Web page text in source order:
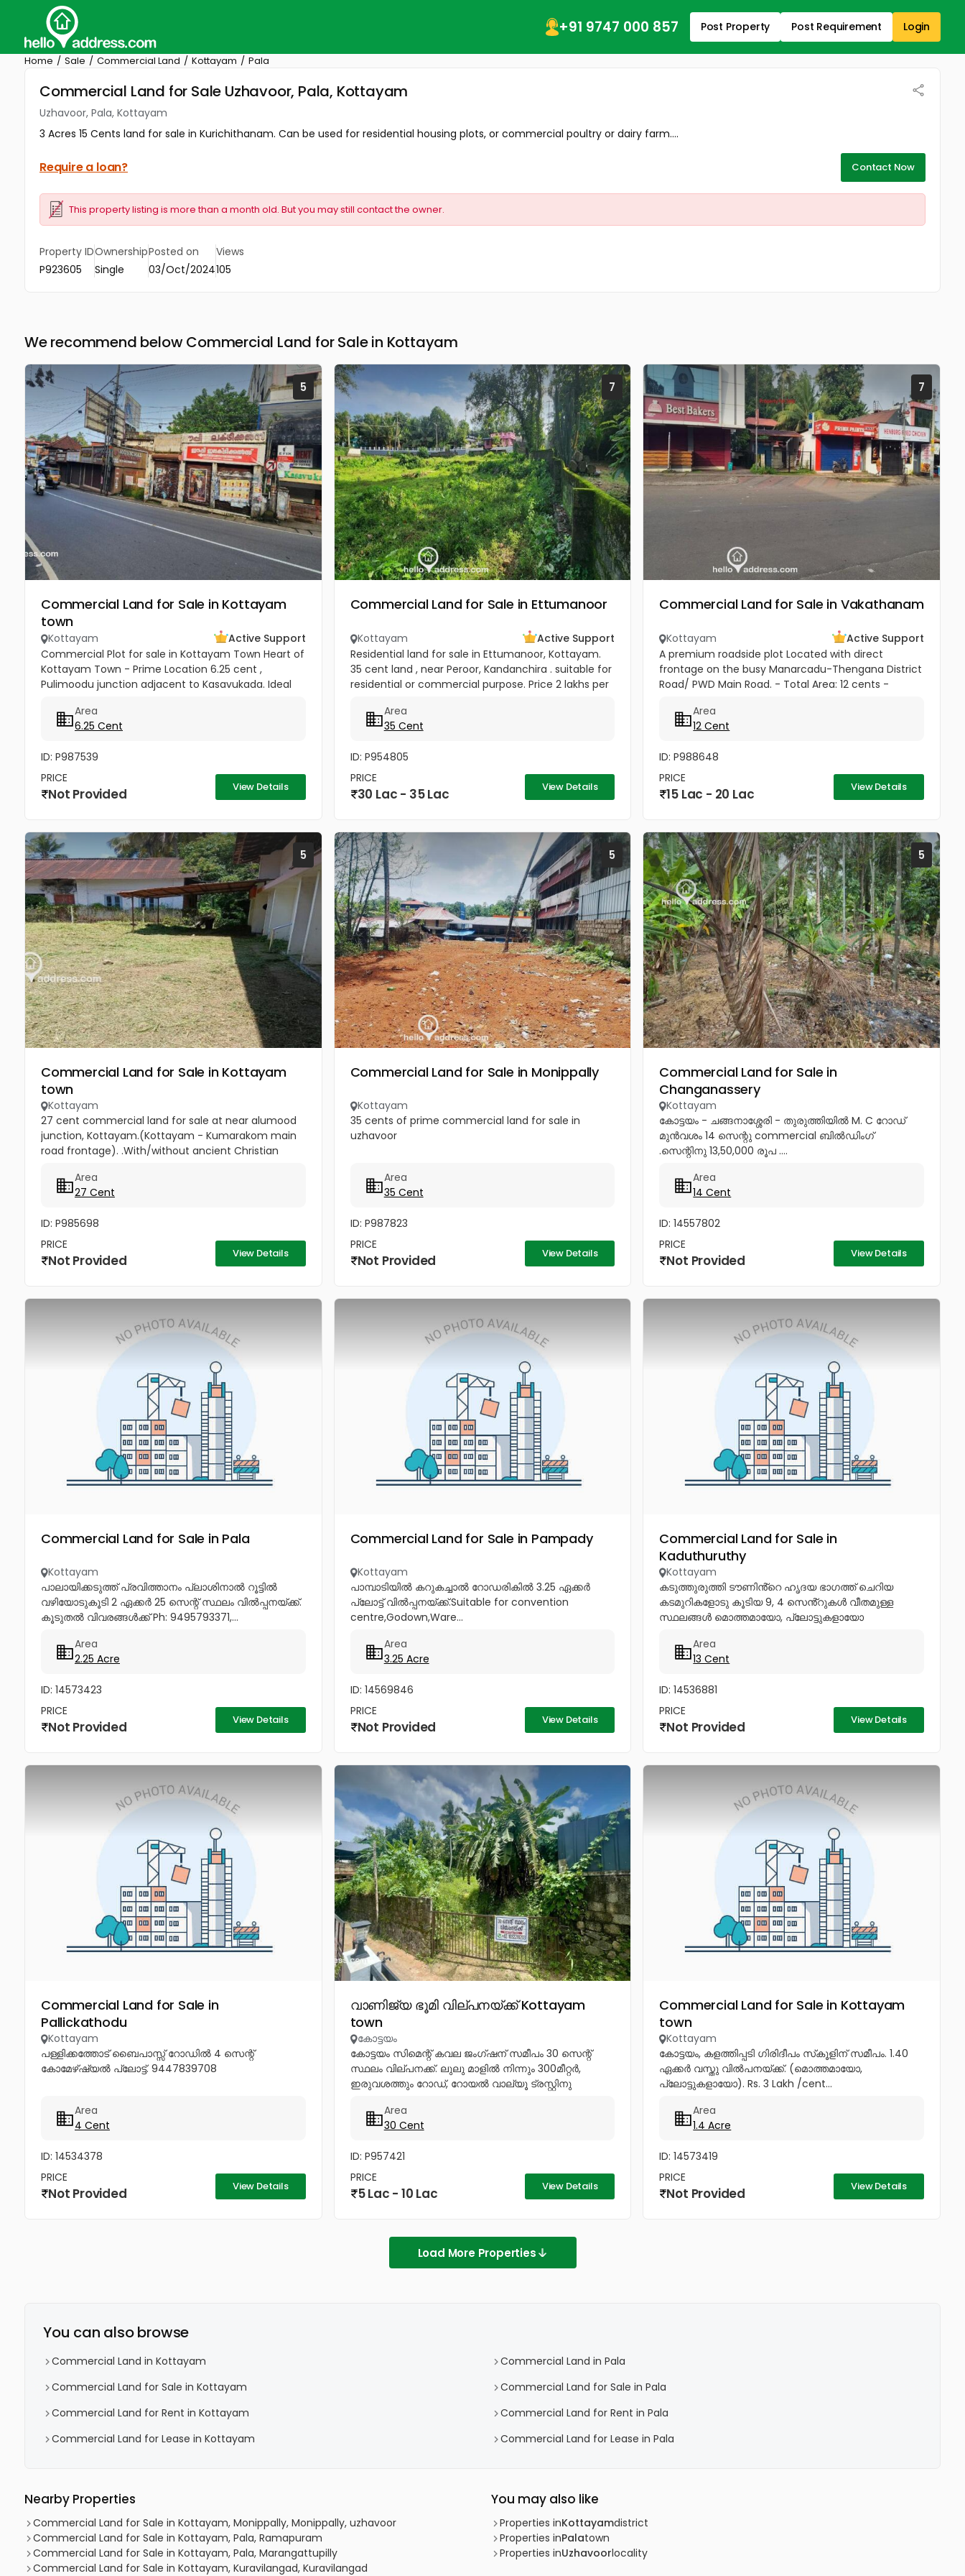
+91 9747 000 857 Post Property Post Requirement Login
Home Sale Commercial Land Kottayam Pala
Commercial Land for Sale Uzhavoor, Pala, Kottayam
Uzhavoor, Pala, Kottayam
3 Acres 15 Cents land for sale in Kurichithanam. Can be used for residential housing plots, or commercial poultry or dairy farm....
Require a loan? Contact Now
This property listing is more than a month old. But you may still contact the owner.
Property ID
P923605
Ownership
Single
Posted on
03/Oct/2024
Views
105
We recommend below Commercial Land for Sale in Kottayam
5
Commercial Land for Sale in Kottayam
town
Kottayam
Active Support
Commercial Plot for sale in Kottayam Town Heart of
Kottayam Town - Prime Location 6.25 cent ,
Pulimoodu junction adjacent to Kasavukada. Ideal
ect... Excellent road...
Area
6.25 Cent
ID: P987539
PRICE
Not Provided View Details
7
Commercial Land for Sale in Ettumanoor
Kottayam
Active Support
Residential land for sale in Ettumanoor, Kottayam.
35 cent land , near Peroor, Kandanchira . suitable for
residential or commercial purpose. Price 2 lakhs per
Matha...Area
35 Cent
ID: P954805
PRICE
30 Lac - 35 Lac View Details
7
Commercial Land for Sale in Vakathanam
Kottayam
Active Support
A premium roadside plot Located with direct
frontage on the busy Manarcadu-Thengana District
Road/ PWD Main Road. - Total Area: 12 cents -
developing...
Area
12 Cent
ID: P988648
PRICE
15 Lac - 20 Lac View Details
5
Commercial Land for Sale in Kottayam
town
Kottayam
27 cent commercial land for sale at near alumood
junction, Kottayam.(Kottayam - Kumarakom main
road frontage). .With/without ancient Christian
antique furniture)...
Area
27 Cent
ID: P985698
PRICE
Not Provided View Details
5
Commercial Land for Sale in Monippally
Kottayam
35 cents of prime commercial land for sale in
uzhavoor
Area
35 Cent
ID: P987823
PRICE
Not Provided View Details
5
Commercial Land for Sale in
Changanassery
Kottayam
കോട്ടയം - ചങ്ങനാശ്ശേരി - തുരുത്തിയിൽ M. C റോഡ്
മുൻവശം 14 സെന്റു commercial ബിൽഡിംഗ്
.സെന്റിനു 13,50,000 രൂപ ....
Area
14 Cent
ID: 14557802
PRICE
Not Provided View Details
Commercial Land for Sale in Pala
Kottayam
പാലായിക്കടുത്ത് പ്രവിത്താനം പ്ലാശിനാൽ റൂട്ടിൽ
വഴിയോടുകൂടി 2 ഏക്കർ 25 സെന്റ് സ്ഥലം വിൽപ്പനയ്ക്ക്.
കൂടുതൽ വിവരങ്ങൾക്ക് Ph: 9495793371,...
Area
2.25 Acre
ID: 14573423
PRICE
Not Provided View Details
Commercial Land for Sale in Pampady
Kottayam
പാമ്പാടിയിൽ കറുകച്ചാൽ റോഡരികിൽ 3.25 ഏക്കർ
പ്ലോട്ട് വിൽപ്പനയ്ക്ക്.Suitable for convention
centre,Godown,Ware...
Area
3.25 Acre
ID: 14569846
PRICE
Not Provided View Details
Commercial Land for Sale in
Kaduthuruthy
Kottayam
കടുത്തുരുത്തി ടൗണിൻ്റെ ഹൃദയ ഭാഗത്ത് ചെറിയ
കടമുറികളോടു കൂടിയ 9, 4 സെൻ്റുകൾ വീതമുള്ള
സ്ഥലങ്ങൾ മൊത്തമായോ, പ്ലോട്ടുകളായോ
Area
13 Cent
ID: 14536881
PRICE
Not Provided View Details
Commercial Land for Sale in
Pallickathodu
Kottayam
പള്ളിക്കത്തോട് ബൈപാസ്സ് റോഡിൽ 4 സെന്റ്
കോമേഴ്‌ഷ്യൽ പ്ലോട്ട്. 9447839708
Area
4 Cent
ID: 14534378
PRICE
Not Provided View Details
വാണിജ്യ ഭൂമി വില്പനയ്ക്ക് Kottayam
town
കോട്ടയം
കോട്ടയം സിമെന്റ് കവല ജംഗ്ഷന് സമീപം 30 സെന്റ്
സ്ഥലം വില്പനക്ക്. ലുലു മാളിൽ നിന്നും 300മീറ്റർ,
ഇരുവശത്തും റോഡ്, റോയൽ വാല്യൂ ട്രസ്റ്റിനു
Junction, Nattokom. 300m from Lulu...
Area
30 Cent
ID: P957421
PRICE
5 Lac - 10 Lac View Details
Commercial Land for Sale in Kottayam
town
Kottayam
കോട്ടയം, കളത്തിപ്പടി ഗിരിദീപം സ്‌കൂളിന് സമീപം. 1.40
ഏക്കർ വസ്തു വിൽപനയ്ക്ക്. (മൊത്തമായോ,
പ്ലോട്ടുകളായോ). Rs. 3 Lakh /cent...
Area
1.4 Acre
ID: 14573419
PRICE
Not Provided View Details
Load More Properties
You can also browse
Commercial Land in Kottayam
Commercial Land in Pala
Commercial Land for Sale in Kottayam
Commercial Land for Sale in Pala
Commercial Land for Rent in Kottayam
Commercial Land for Rent in Pala
Commercial Land for Lease in Kottayam
Commercial Land for Lease in Pala
Nearby Properties
Commercial Land for Sale in Kottayam, Monippally, Monippally, uzhavoor
Commercial Land for Sale in Kottayam, Pala, Ramapuram
Commercial Land for Sale in Kottayam, Pala, Marangattupilly
Commercial Land for Sale in Kottayam, Kuravilangad, Kuravilangad
You may also like
Properties inKottayamdistrict
Properties inPalatown
Properties inUzhavoorlocality